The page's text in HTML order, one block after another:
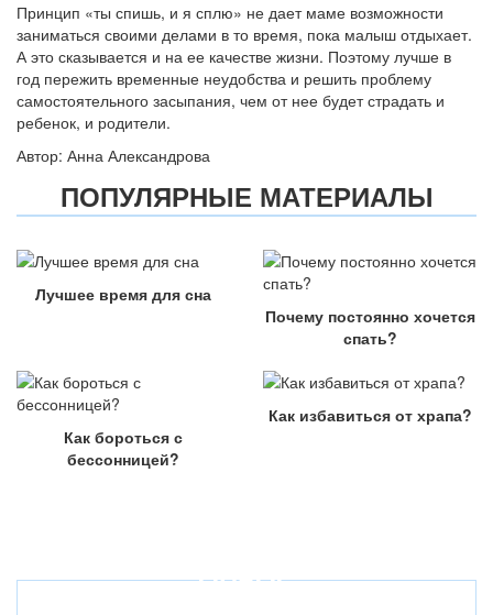
Принцип «ты спишь, и я сплю» не дает маме возможности
заниматься своими делами в то время, пока малыш отдыхает.
А это сказывается и на ее качестве жизни. Поэтому лучше в
год пережить временные неудобства и решить проблему
самостоятельного засыпания, чем от нее будет страдать и
ребенок, и родители.
Автор: Анна Александрова
ПОПУЛЯРНЫЕ МАТЕРИАЛЫ
Лучшее время для сна
Почему постоянно хочется
спать?
Как бороться с
бессонницей?
Как избавиться от храпа?
ОПРОС